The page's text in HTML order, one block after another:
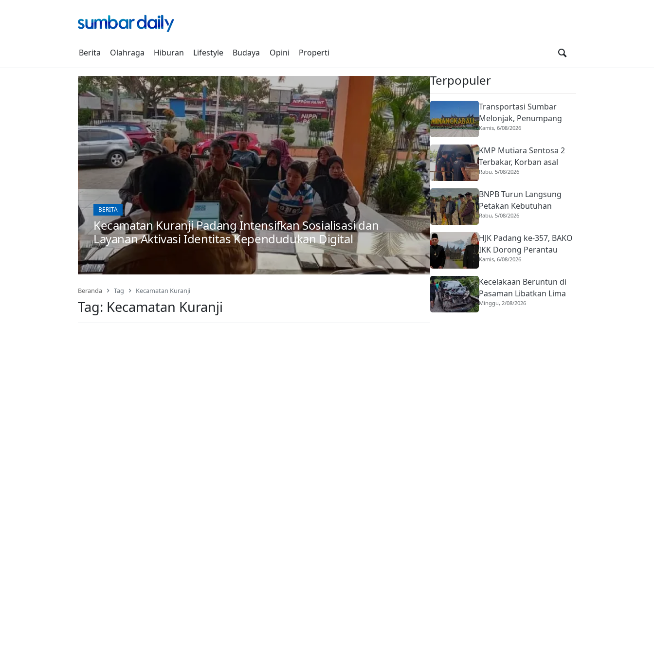
Berita Olahraga Hiburan Lifestyle Budaya Opini Properti
BERITA
Kecamatan Kuranji Padang Intensifkan Sosialisasi dan
Layanan Aktivasi Identitas Kependudukan Digital
Beranda Tag Kecamatan Kuranji
Tag: Kecamatan Kuranji
Terpopuler
Transportasi Sumbar
Melonjak, Penumpang
Pesawat Domestik dari
Persen
Kamis, 6/08/2026
KMP Mutiara Sentosa 2
Terbakar, Korban asal
Sumbar Rino Eka Putra
Rabu, 5/08/2026
BNPB Turun Langsung
Petakan Kebutuhan
Penanganan Pasca Banjir
Rabu, 5/08/2026
HJK Padang ke-357, BAKO
IKK Dorong Perantau
Perkuat Budaya hingga
Kamis, 6/08/2026
Kecelakaan Beruntun di
Pasaman Libatkan Lima
Kendaraan, Bermula dari
Minggu, 2/08/2026